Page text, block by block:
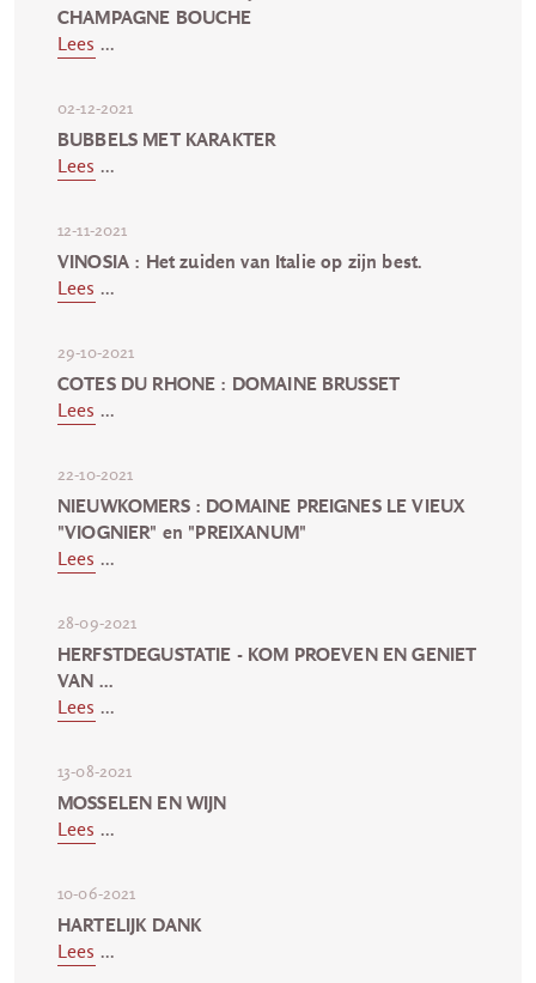
CHAMPAGNE BOUCHE
Lees ...
02-12-2021
BUBBELS MET KARAKTER
Lees ...
12-11-2021
VINOSIA : Het zuiden van Italie op zijn best.
Lees ...
29-10-2021
COTES DU RHONE : DOMAINE BRUSSET
Lees ...
22-10-2021
NIEUWKOMERS : DOMAINE PREIGNES LE VIEUX
"VIOGNIER" en "PREIXANUM"
Lees ...
28-09-2021
HERFSTDEGUSTATIE - KOM PROEVEN EN GENIET
VAN ...
Lees ...
13-08-2021
MOSSELEN EN WIJN
Lees ...
10-06-2021
HARTELIJK DANK
Lees ...